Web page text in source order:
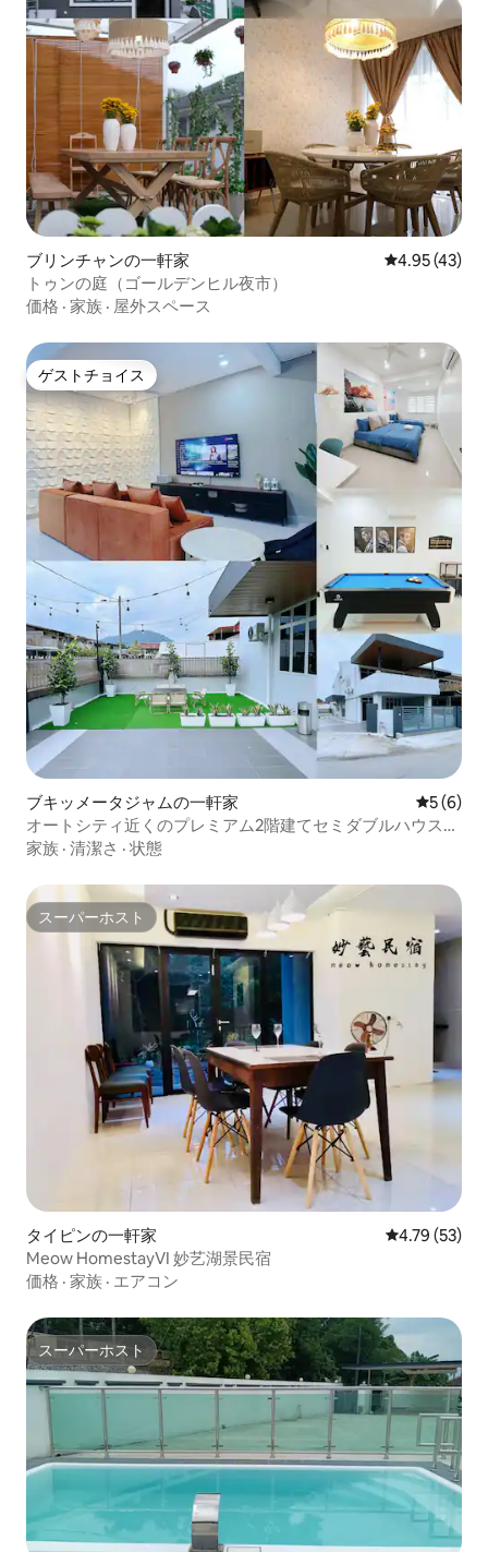
ブリンチャンの一軒家 レビュー43
4.95 (43)
トゥンの庭（ゴールデンヒル夜市）
価格 · 家族 · 屋外スペース
ゲストチョイス
ゲストチョイス
ブキッメータジャムの一軒家 レビュー
5 (6)
オートシティ近くのプレミアム2階建てセミダブルハウス
（12人用）
家族 · 清潔さ · 状態
スーパーホスト
スーパーホスト
タイピンの一軒家 レビュー53
4.79 (53)
Meow HomestayVI 妙艺湖景民宿
価格 · 家族 · エアコン
スーパーホスト
スーパーホスト